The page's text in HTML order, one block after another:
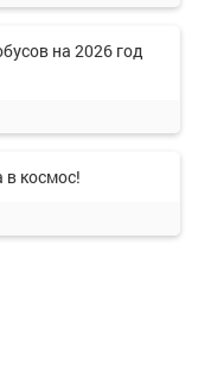
на 2026 год
в космос!